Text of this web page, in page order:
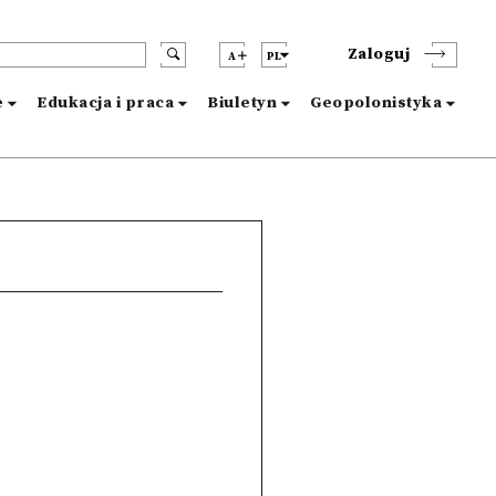
A PL Zaloguj
Edukacja i praca Biuletyn Geopolonistyka